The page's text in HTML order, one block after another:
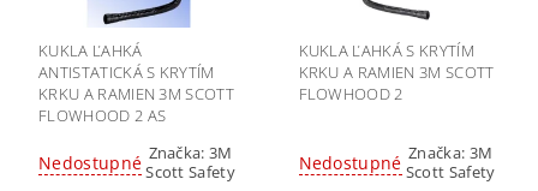
KUKLA ĽAHKÁ
ANTISTATICKÁ S KRYTÍM
KRKU A RAMIEN 3M SCOTT
FLOWHOOD 2 AS
Nedostupné Značka:3M
Scott Safety
KUKLA ĽAHKÁ S KRYTÍM
KRKU A RAMIEN 3M SCOTT
FLOWHOOD 2
Nedostupné Značka: 3M
Scott Safety